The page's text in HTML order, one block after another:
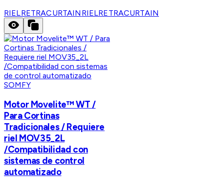
RIELRETRACURTAIN RIELRETRACURTAIN
SOMFY
Motor Movelite™ WT /
Para Cortinas
Tradicionales / Requiere
riel MOV35_2L
/Compatibilidad con
sistemas de control
automatizado